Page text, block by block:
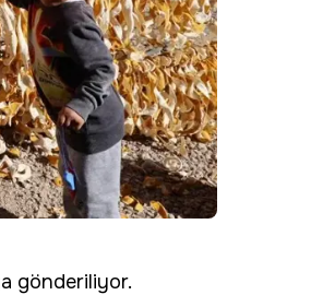
gönderiliyor.